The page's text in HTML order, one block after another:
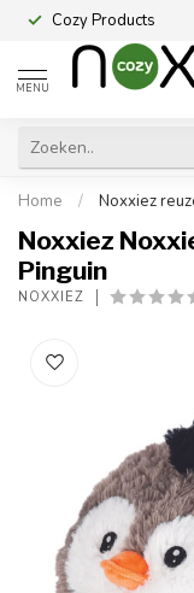
Cozy Products
MENU
Home / Noxxiez
Noxxiez
Pinguin
NOXXIEZ